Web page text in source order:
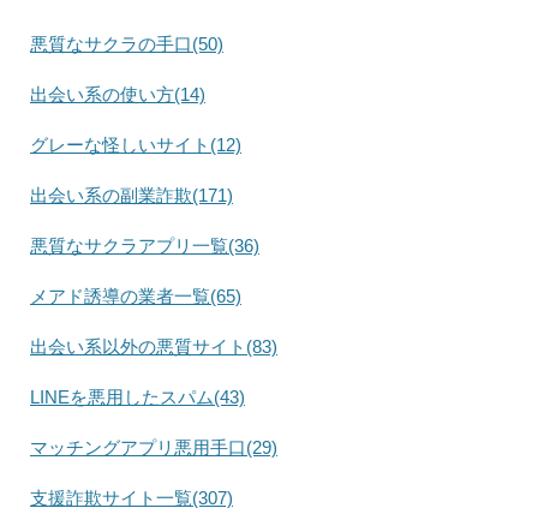
悪質なサクラの手口(50)
出会い系の使い方(14)
グレーな怪しいサイト(12)
出会い系の副業詐欺(171)
悪質なサクラアプリ一覧(36)
メアド誘導の業者一覧(65)
出会い系以外の悪質サイト(83)
LINEを悪用したスパム(43)
マッチングアプリ悪用手口(29)
支援詐欺サイト一覧(307)